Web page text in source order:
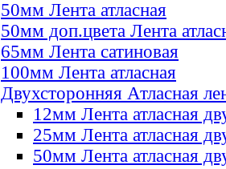
50мм Лента атласная
50мм доп.цвета Лента
65мм Лента сатиновая
100мм Лента атласная
Двухсторонняя Атласная
12мм Лента атласная
25мм Лента атласная
50мм Лента атласная